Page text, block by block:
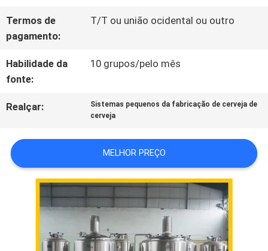
CITAÇÕES
MAPA
DO
POLÍTICA
PRIVACIDADE
Termos de
pagamento:
T/T ou união ocidental ou outro
Habilidade da
fonte:
10 grupos/pelo mês
Realçar:
Sistemas pequenos da fabricação de cerveja de
cerveja
MELHOR PREÇO